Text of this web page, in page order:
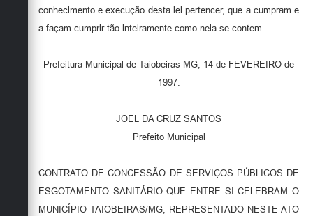
conhecimento e execução desta lei pertencer, que a cumpram e
a façam cumprir tão inteiramente como nela se contem.
Prefeitura Municipal de Taiobeiras MG, 14 de FEVEREIRO de
1997.
JOEL DA CRUZ SANTOS
Prefeito Municipal
CONTRATO DE CONCESSÃO DE SERVIÇOS PÚBLICOS DE
ESGOTAMENTO SANITÁRIO QUE ENTRE SI CELEBRAM O
MUNICÍPIO TAIOBEIRAS/MG, REPRESENTADO NESTE ATO